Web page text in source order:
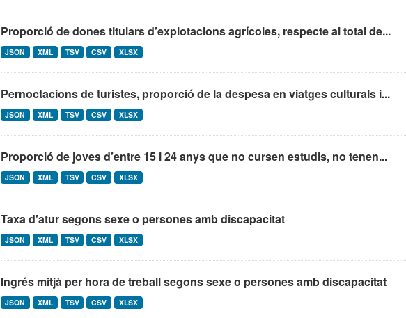
Proporció de dones titulars d’explotacions agrícoles, respecte al total de...
JSON XML TSV CSV XLSX
Pernoctacions de turistes, proporció de la despesa en viatges culturals i...
JSON XML TSV CSV XLSX
Proporció de joves d’entre 15 i 24 anys que no cursen estudis, no tenen...
JSON XML TSV CSV XLSX
Taxa d'atur segons sexe o persones amb discapacitat
JSON XML TSV CSV XLSX
Ingrés mitjà per hora de treball segons sexe o persones amb discapacitat
JSON XML TSV CSV XLSX